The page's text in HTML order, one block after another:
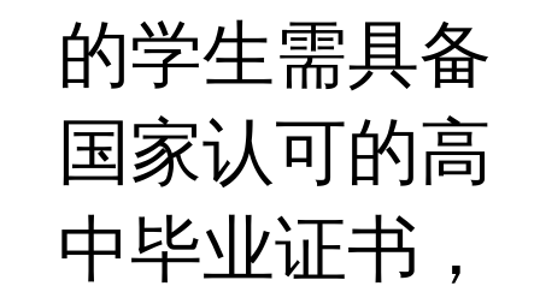
的学生需具备
国家认可的高
中毕业证书，